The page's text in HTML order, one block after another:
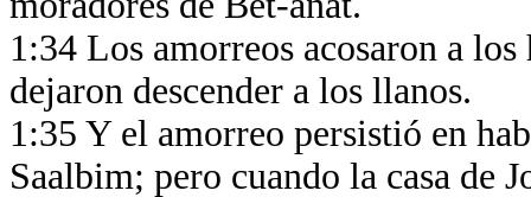
1:34 Los amorreos acosaron a
dejaron descender a los llanos.
1:35 Y el amorreo persistió en
Saalbim; pero cuando la casa de